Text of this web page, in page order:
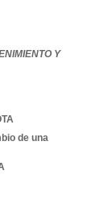
Y
de una